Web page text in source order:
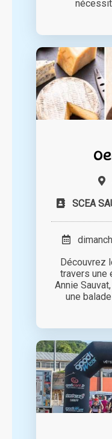
SCEA
Découvrez
travers une
Annie
une